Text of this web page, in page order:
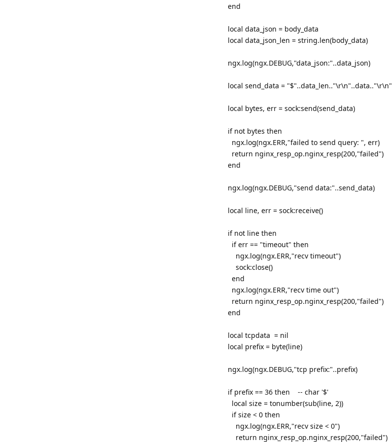
end
local data_json = body_data
local data_json_len = string.len(body_data)
ngx.log(ngx.DEBUG,"data_json:"..data_json)
local send_data = "$"..data_len.."\r\n"..data.."\r\n"
local bytes, err = sock:send(send_data)
if not bytes then
ngx.log(ngx.ERR,"failed to send query: ", err)
return nginx_resp_op.nginx_resp(200,"failed")
end
ngx.log(ngx.DEBUG,"send data:"..send_data)
local line, err = sock:receive()
if not line then
if err == "timeout" then
ngx.log(ngx.ERR,"recv timeout")
sock:close()
end
ngx.log(ngx.ERR,"recv time out")
return nginx_resp_op.nginx_resp(200,"failed")
end
local tcpdata = nil
local prefix = byte(line)
ngx.log(ngx.DEBUG,"tcp prefix:"..prefix)
if prefix == 36 then -- char '$'
local size = tonumber(sub(line, 2))
if size < 0 then
ngx.log(ngx.ERR,"recv size < 0")
return nginx_resp_op.nginx_resp(200,"failed")